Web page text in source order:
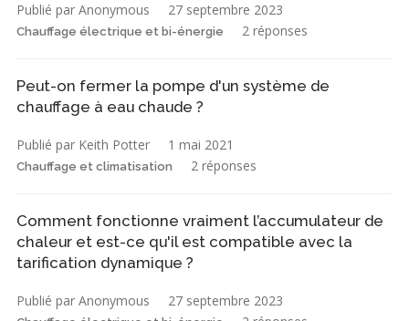
Publié par Anonymous 27 septembre 2023
Chauffage électrique et bi-énergie 2 réponses
Peut-on fermer la pompe d'un système de
chauffage à eau chaude ?
Publié par Keith Potter 1 mai 2021
Chauffage et climatisation 2 réponses
Comment fonctionne vraiment l’accumulateur de
chaleur et est-ce qu'il est compatible avec la
tarification dynamique ?
Publié par Anonymous 27 septembre 2023